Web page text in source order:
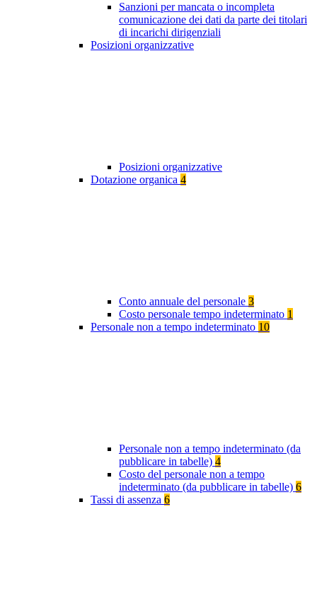
Sanzioni per mancata o incompleta
comunicazione dei dati da parte dei titolari
di incarichi dirigenziali
Posizioni organizzative
Posizioni organizzative
Dotazione organica 4
Conto annuale del personale 3
Costo personale tempo indeterminato 1
Personale non a tempo indeterminato 10
Personale non a tempo indeterminato (da
pubblicare in tabelle) 4
Costo del personale non a tempo
indeterminato (da pubblicare in tabelle) 6
Tassi di assenza 6